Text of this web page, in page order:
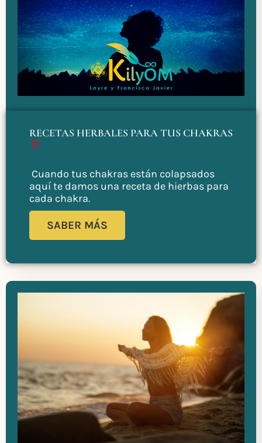
RECETAS HERBALES PARA TUS CHAKRAS
Cuando tus chakras están colapsados
aquí te damos una receta de hierbas para
cada chakra.
SABER MÁS